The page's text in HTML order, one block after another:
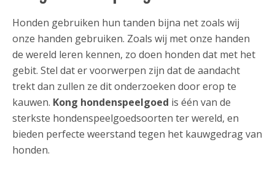
Honden gebruiken hun tanden bijna net zoals wij
onze handen gebruiken. Zoals wij met onze handen
de wereld leren kennen, zo doen honden dat met het
gebit. Stel dat er voorwerpen zijn dat de aandacht
trekt dan zullen ze dit onderzoeken door erop te
kauwen. Kong hondenspeelgoed is één van de
sterkste hondenspeelgoedsoorten ter wereld, en
bieden perfecte weerstand tegen het kauwgedrag van
honden.